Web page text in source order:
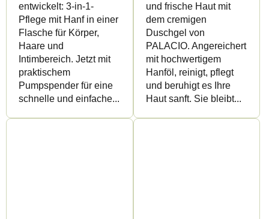
entwickelt: 3-in-1-
Pflege mit Hanf in einer
Flasche für Körper,
Haare und
Intimbereich. Jetzt mit
praktischem
Pumpspender für eine
schnelle und einfache...
und frische Haut mit
dem cremigen
Duschgel von
PALACIO. Angereichert
mit hochwertigem
Hanföl, reinigt, pflegt
und beruhigt es Ihre
Haut sanft. Sie bleibt...